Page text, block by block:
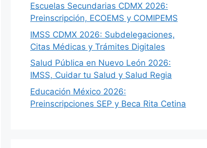
Escuelas Secundarias CDMX 2026:
Preinscripción, ECOEMS y COMIPEMS
IMSS CDMX 2026: Subdelegaciones,
Citas Médicas y Trámites Digitales
Salud Pública en Nuevo León 2026:
IMSS, Cuidar tu Salud y Salud Regia
Educación México 2026:
Preinscripciones SEP y Beca Rita Cetina